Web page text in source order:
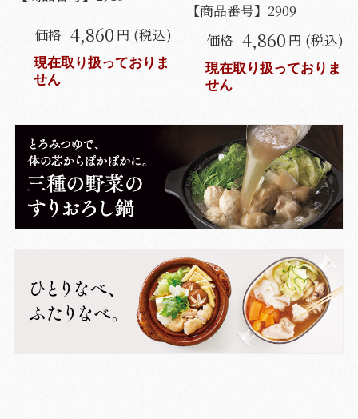
価格 4,860 円 (税込)
現在取り扱っておりま
せん
【商品番号】 2909
価格 4,860 円 (税込)
現在取り扱っておりま
せん